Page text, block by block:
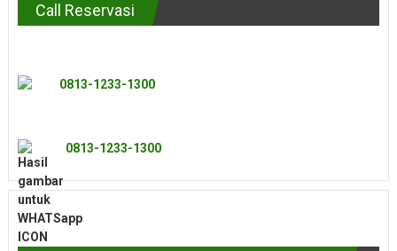
Call Reservasi
0813-1233-1300
0813-1233-1300